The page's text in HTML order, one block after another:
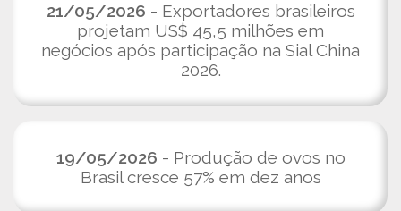
21/05/2026 - Exportadores brasileiros
projetam US$ 45,5 milhões em
negócios após participação na Sial China
2026.
19/05/2026 - Produção de ovos no
Brasil cresce 57% em dez anos